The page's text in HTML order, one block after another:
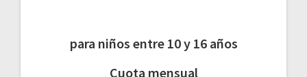
para niños entre 10 y 16 años
Cuota mensual